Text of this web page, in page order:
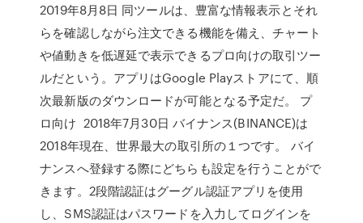
2019年8月8日 同ツールは、豊富な情報表示とそれ
らを確認しながら注文できる機能を備え、チャート
や値動きを低遅延で表示できるプロ向けの取引ツー
ルだという。アプリはGoogle Playストアにて、順
次最新版のダウンロードが可能となる予定だ。 プ
ロ向け 2018年7月30日 バイナンス(BINANCE)は
2018年現在、世界最大の取引所の１つです。 バイ
ナンスへ登録する際にどちらも設定を行うことがで
きます。2段階認証はグーグル認証アプリを使用
し、SMS認証はパスワードを入力してログインを